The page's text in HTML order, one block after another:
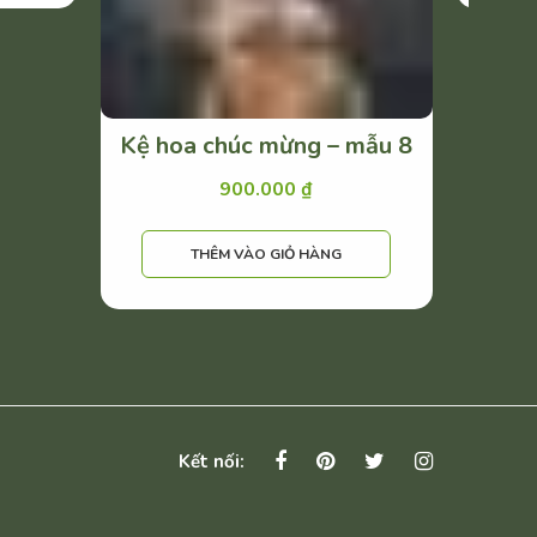
Kệ hoa chúc mừng – mẫu 8
900.000₫
THÊM VÀO GIỎ HÀNG
Kết nối: